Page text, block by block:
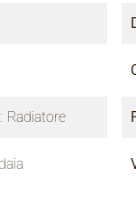
Radiatore